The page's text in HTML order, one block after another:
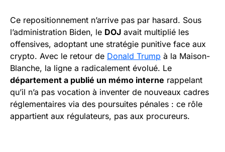
Ce repositionnement n’arrive pas par hasard. Sous
l’administration Biden, le DOJ avait multiplié les
offensives, adoptant une stratégie punitive face aux
crypto. Avec le retour de Donald Trump à la Maison-
Blanche, la ligne a radicalement évolué. Le
département a publié un mémo interne rappelant
qu’il n’a pas vocation à inventer de nouveaux cadres
réglementaires via des poursuites pénales : ce rôle
appartient aux régulateurs, pas aux procureurs.